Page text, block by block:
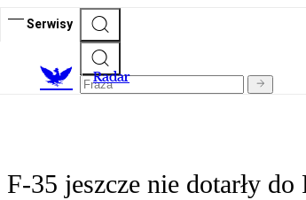
Serwisy
Radar
F-35 jeszcze nie dotarły